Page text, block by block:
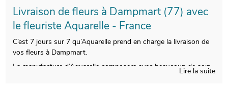
Livraison de fleurs à Dampmart (77) avec
le fleuriste Aquarelle - France
C’est 7 jours sur 7 qu’Aquarelle prend en charge la livraison de
vos fleurs à Dampmart.
La manufacture d’Aquarelle composera avec beaucoup de soin
Lire la suite